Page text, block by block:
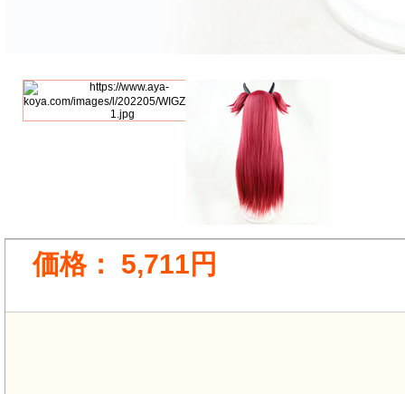
価格： 5,711円